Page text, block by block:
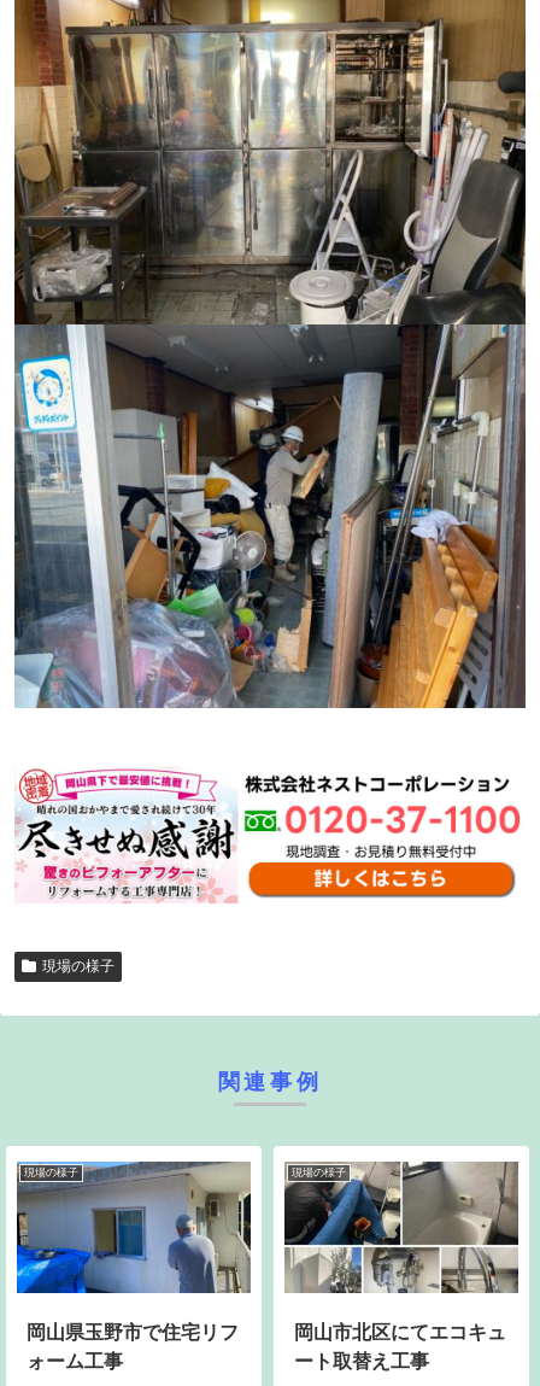
現場の様子
関連事例
現場の様子
岡山県玉野市で住宅リフ
ォーム工事
現場の様子
岡山市北区にてエコキュ
ート取替え工事